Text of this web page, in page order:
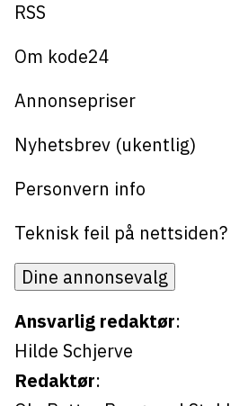
RSS
Om kode24
Annonsepriser
Nyhetsbrev (ukentlig)
Personvern info
Teknisk feil på nettsiden?
Dine annonsevalg
Ansvarlig redaktør:
Hilde Schjerve
Redaktør: